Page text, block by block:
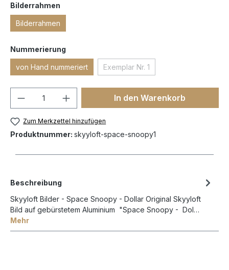
Bilderrahmen
Bilderrahmen
Nummerierung
von Hand nummeriert Exemplar Nr. 1
In den Warenkorb
Zum Merkzettel hinzufügen
Produktnummer: skyyloft-space-snoopy1
Beschreibung
Skyyloft Bilder - Space Snoopy - Dollar Original Skyyloft
Bild auf gebürstetem Aluminium "Space Snoopy - Dol…
Mehr